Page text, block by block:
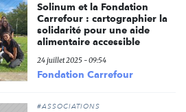
Solinum et la Fondation
Carrefour : cartographier la
solidarité pour une aide
alimentaire accessible
24 juillet 2025 - 09:54
Fondation Carrefour
#ASSOCIATIONS